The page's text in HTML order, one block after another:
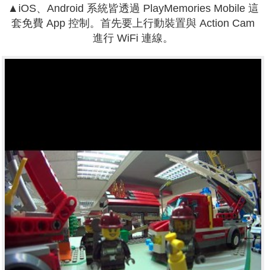
▲iOS、Android 系統皆透過 PlayMemories Mobile 這
套免費 App 控制。首先要上行動裝置與 Action Cam
進行 WiFi 連線。